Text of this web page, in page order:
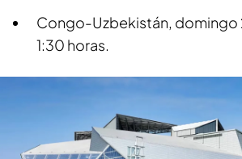
Congo-Uzbekistán, domingo
1:30 horas.